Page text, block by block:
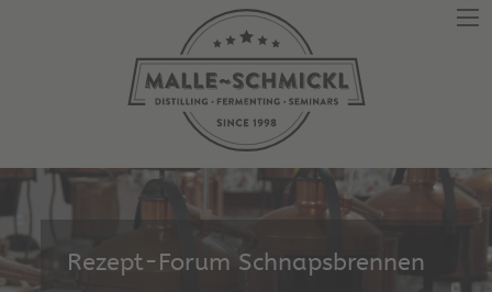
Rezept-Forum Schnapsbrennen